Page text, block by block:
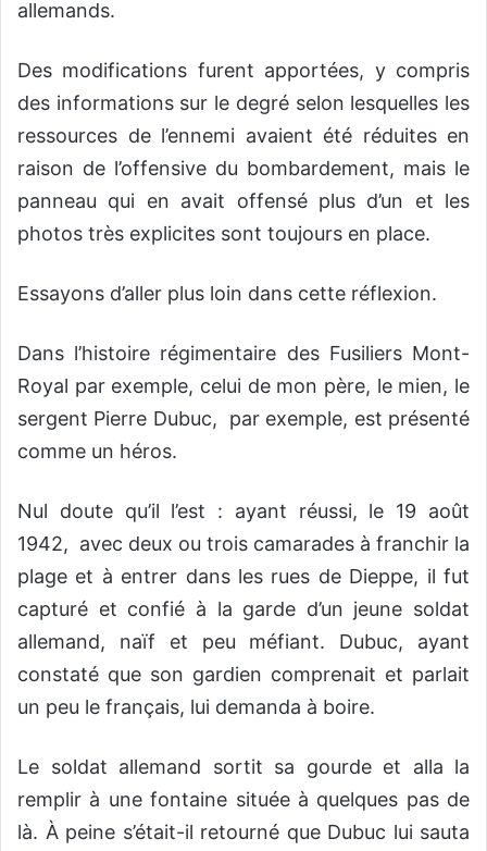
allemands.
Des modifications furent apportées, y compris
des informations sur le degré selon lesquelles les
ressources de l’ennemi avaient été réduites en
raison de l’offensive du bombardement, mais le
panneau qui en avait offensé plus d’un et les
photos très explicites sont toujours en place.
Essayons d’aller plus loin dans cette réflexion.
Dans l’histoire régimentaire des Fusiliers Mont-
Royal par exemple, celui de mon père, le mien, le
sergent Pierre Dubuc,
par exemple, est présenté
comme un héros.
Nul doute qu’il l’est : ayant réussi, le 19 août
1942, avec deux ou trois camarades à franchir la
plage et à entrer dans les rues de Dieppe, il fut
capturé et confié à la garde d’un jeune soldat
allemand, naïf et peu méfiant. Dubuc, ayant
constaté que son gardien comprenait et parlait
un peu le français, lui demanda à boire.
Le soldat allemand sortit sa gourde et alla la
remplir à une fontaine située à quelques pas de
là. À peine s’était-il retourné que Dubuc lui sauta